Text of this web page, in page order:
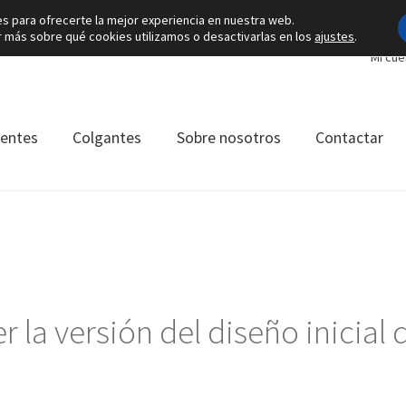
Mi
Colgantes Sobre nosotros Contactar
la versión del diseño inicial
para ofrecerte la mejor experiencia en nuestra web.
más sobre qué cookies utilizamos o desactivarlas en losajustes.